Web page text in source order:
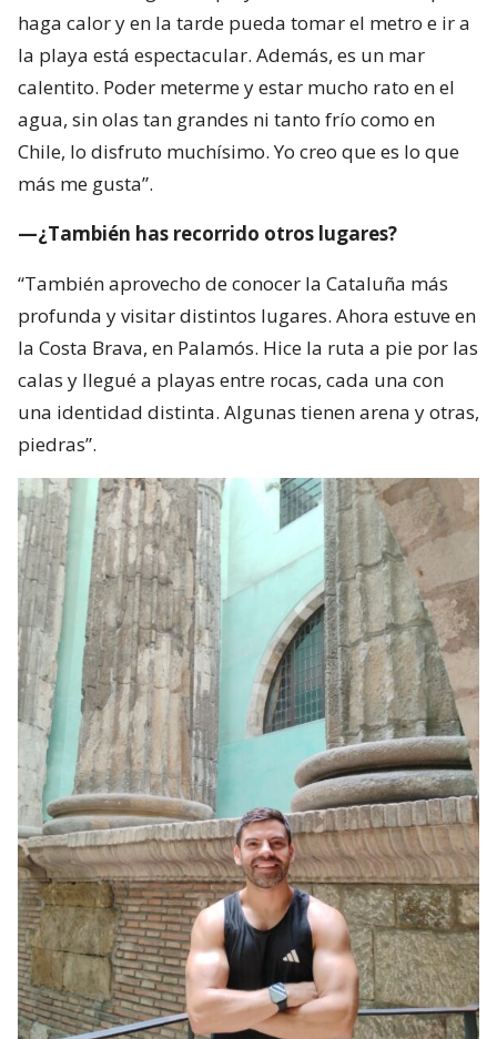
haga calor y en la tarde pueda tomar el metro e ir a
la playa está espectacular. Además, es un mar
calentito. Poder meterme y estar mucho rato en el
agua, sin olas tan grandes ni tanto frío como en
Chile, lo disfruto muchísimo. Yo creo que es lo que
más me gusta”.
—¿También has recorrido otros lugares?
“También aprovecho de conocer la Cataluña más
profunda y visitar distintos lugares. Ahora estuve en
la Costa Brava, en Palamós. Hice la ruta a pie por las
calas y llegué a playas entre rocas, cada una con
una identidad distinta. Algunas tienen arena y otras,
piedras”.